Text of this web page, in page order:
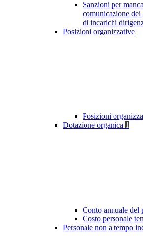
Sanzioni per
comunicazione dei
di incarichi
Posizioni organizzative
Posizioni
Dotazione organica 1
Conto annuale del
Costo personale
Personale non a tempo